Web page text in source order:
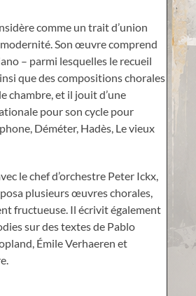
comme un trait d’union
Son œuvre comprend
– parmi lesquelles le recueil
que des compositions chorales
chambre, et il jouit d’une
pour son cycle pour
Déméter, Hadès, Le vieux
le chef d’orchestre Peter Ickx,
plusieurs œuvres chorales,
fructueuse. Il écrivit également
sur des textes de Pablo
Émile Verhaeren et